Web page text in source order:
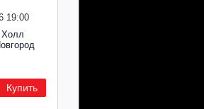
19:00
Купить